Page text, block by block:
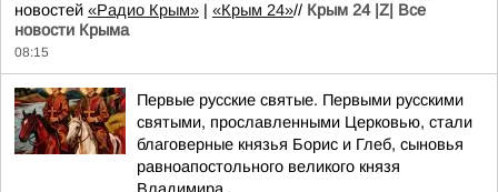
новостей «Радио Крым» | «Крым 24»// Крым 24 |Z| Все
новости Крыма
08:15
Первые русские святые. Первыми русскими
святыми, прославленными Церковью, стали
благоверные князья Борис и Глеб, сыновья
равноапостольного великого князя